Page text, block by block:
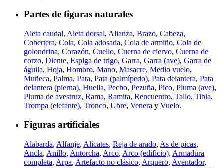
Partes de figuras naturales
Aleta caudal, Aleta dorsal, Alianza, Brazo, Cabeza,
Cobertera, Cola, Cola adosada, Cola de armiño, Cola de
golondrina, Corazón, Cuello, Cuerna de ciervo, Cuerna de
corzo, Diente, Espiga de trigo, Garra, Garra (ave), Garra de
águila, Hoja, Hombro, Mano, Masacre, Medio vuelo,
Muñeca, Palma, Pata, Pata (palmípedo), Pata delantera, Pata
delantera (pierna), Huella, Pecho, Pezuña, Pico, Pluma (ave),
Pluma de avestruz, Rama, Ramita, Rencuentro, Tallo, Tibia,
Trompa (elefante), Tronco, Ubre, Venera y Vuelo.
Figuras artificiales
Alabarda, Alfanje, Alicates, Reja de arado, As de picas,
Ancla, Anillo, Antorcha, Arco, Arco (edificio), Armadura
completa, Arpa, Artefacto no clásico, Arquero, Aventador,